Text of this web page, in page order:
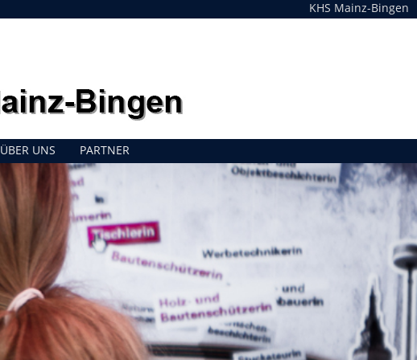
KHS Mainz-Bingen
ÜBER UNS PARTNER